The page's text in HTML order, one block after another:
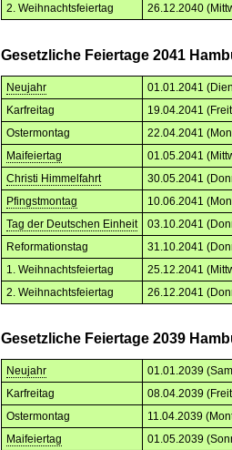
2. Weihnachtsfeiertag
26.12.2040
Gesetzliche Feiertage 2041
Neujahr
01.01.2041
Karfreitag
19.04.2041
Ostermontag
22.04.2041
Maifeiertag
01.05.2041
Christi Himmelfahrt
30.05.2041
Pfingstmontag
10.06.2041
Tag der Deutschen Einheit
03.10.2041
Reformationstag
31.10.2041
1. Weihnachtsfeiertag
25.12.2041
2. Weihnachtsfeiertag
26.12.2041
Gesetzliche Feiertage 2039
Neujahr
01.01.2039
Karfreitag
08.04.2039
Ostermontag
11.04.2039
Maifeiertag
01.05.2039